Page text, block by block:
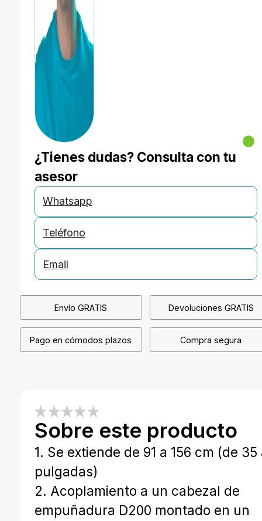
¿Tienes dudas? Consulta con tu
asesor
Whatsapp
Teléfono
Email
Envío GRATIS Devoluciones GRATIS
Pago en cómodos plazos Compra segura
Sobre este producto
1. Se extiende de 91 a 156 cm (de 35
pulgadas)
2. Acoplamiento a un cabezal de
empuñadura D200 montado en un